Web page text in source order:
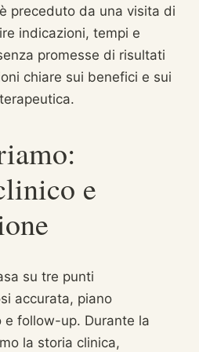
preceduto da una visita di
indicazioni, tempi e
promesse di risultati
chiare sui benefici e sui
e
su tre punti
accurata, piano
follow-up. Durante la
la storia clinica,